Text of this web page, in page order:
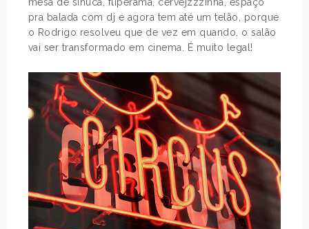
pra balada com dj e agora tem até um telão, porque
o Rodrigo resolveu que de vez em quando, o salão
vai ser transformado em cinema. É muito legal!